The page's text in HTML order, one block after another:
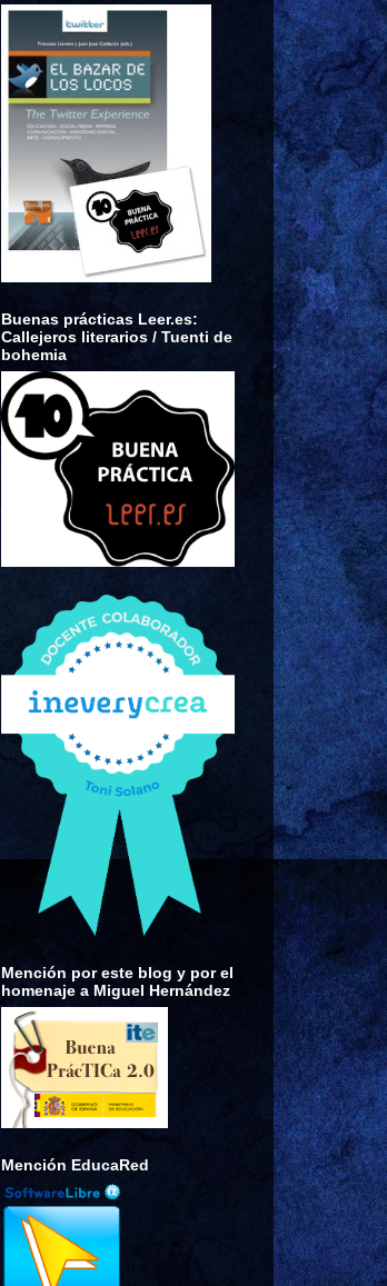
Buenas prácticas Leer.es:
Callejeros literarios / Tuenti de
bohemia
Mención por este blog y por el
homenaje a Miguel Hernández
Mención EducaRed